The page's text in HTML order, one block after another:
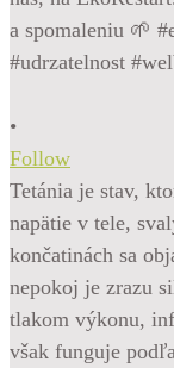
•
Follow
Tetánia je stav,
napätie v tele,
končatinách sa
nepokoj je zrazu
tlakom výkonu,
však funguje